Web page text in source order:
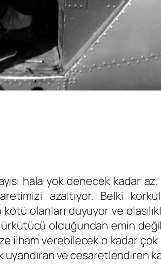
hala yok denecek kadar
azaltıyor. Belki
olanları duyuyor ve
olduğundan emin
ilham verebilecek o kadar
uyandıran ve cesaretlendiren